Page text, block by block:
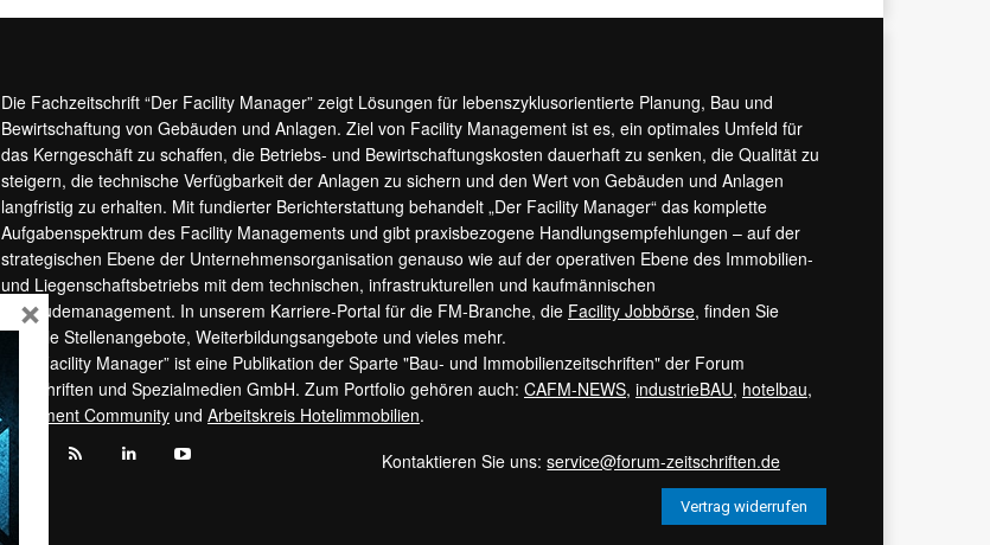
Die Fachzeitschrift “Der Facility Manager” zeigt Lösungen für lebenszyklusorientierte Planung, Bau und
Bewirtschaftung von Gebäuden und Anlagen. Ziel von Facility Management ist es, ein optimales Umfeld für
das Kerngeschäft zu schaffen, die Betriebs- und Bewirtschaftungskosten dauerhaft zu senken, die Qualität zu
steigern, die technische Verfügbarkeit der Anlagen zu sichern und den Wert von Gebäuden und Anlagen
langfristig zu erhalten. Mit fundierter Berichterstattung behandelt „Der Facility Manager“ das komplette
Aufgabenspektrum des Facility Managements und gibt praxisbezogene Handlungsempfehlungen – auf der
strategischen Ebene der Unternehmensorganisation genauso wie auf der operativen Ebene des Immobilien-
und Liegenschaftsbetriebs mit dem technischen, infrastrukturellen und kaufmännischen
Gebäudemanagement. In unserem Karriere-Portal für die FM-Branche, die Facility Jobbörse, finden Sie
aktuelle Stellenangebote, Weiterbildungsangebote und vieles mehr.
“Der Facility Manager” ist eine Publikation der Sparte "Bau- und Immobilienzeitschriften" der Forum
Zeitschriften und Spezialmedien GmbH. Zum Portfolio gehören auch: CAFM-NEWS, industrieBAU, hotelbau,
Apartment Community und Arbeitskreis Hotelimmobilien.
Kontaktieren Sie uns:service@forum-zeitschriften.de
Vertrag widerrufen
×